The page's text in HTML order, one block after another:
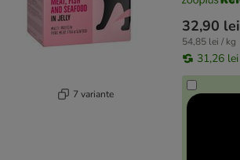
7 variante
32,90 lei
54,85 lei / kg
31,26 lei